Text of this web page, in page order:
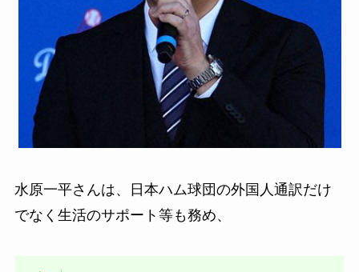
水原一平さんは、日本ハム球団の外国人通訳だけ
でなく生活のサポート等も務め、